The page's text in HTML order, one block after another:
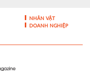
NHÂN VẬT
DOANH NGHIỆP